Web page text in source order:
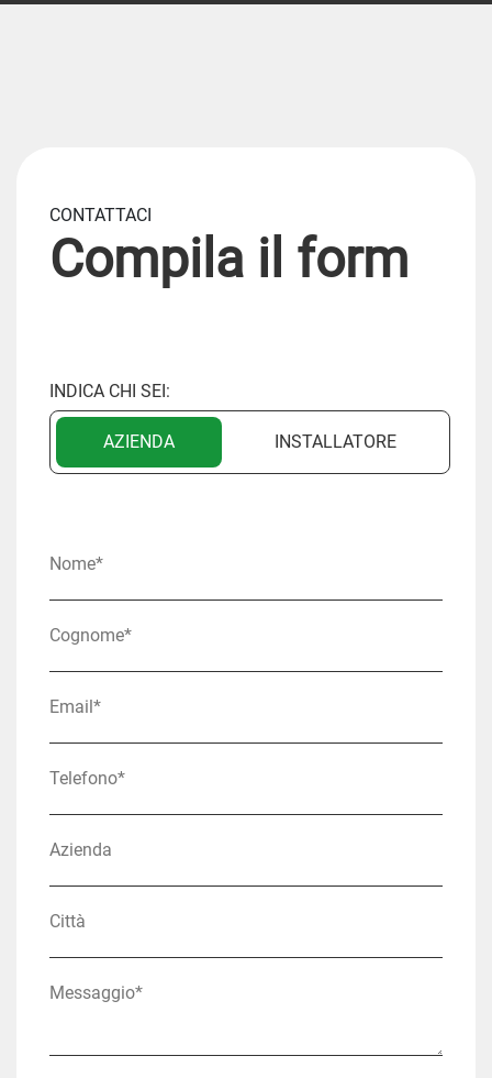
CONTATTACI
Compila il form
INDICA CHI SEI:
AZIENDA INSTALLATORE